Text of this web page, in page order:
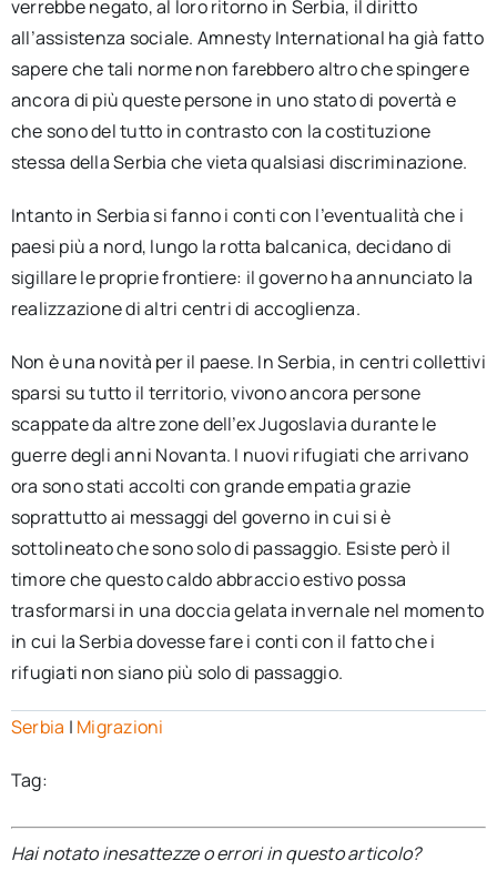
verrebbe negato, al loro ritorno in Serbia, il diritto
all’assistenza sociale. Amnesty International ha già fatto
sapere che tali norme non farebbero altro che spingere
ancora di più queste persone in uno stato di povertà e
che sono del tutto in contrasto con la costituzione
stessa della Serbia che vieta qualsiasi discriminazione.
Intanto in Serbia si fanno i conti con l’eventualità che i
paesi più a nord, lungo la rotta balcanica, decidano di
sigillare le proprie frontiere: il governo ha annunciato la
realizzazione di altri centri di accoglienza.
Non è una novità per il paese. In Serbia, in centri collettivi
sparsi su tutto il territorio, vivono ancora persone
scappate da altre zone dell’ex Jugoslavia durante le
guerre degli anni Novanta. I nuovi rifugiati che arrivano
ora sono stati accolti con grande empatia grazie
soprattutto ai messaggi del governo in cui si è
sottolineato che sono solo di passaggio. Esiste però il
timore che questo caldo abbraccio estivo possa
trasformarsi in una doccia gelata invernale nel momento
in cui la Serbia dovesse fare i conti con il fatto che i
rifugiati non siano più solo di passaggio.
Serbia | Migrazioni
Tag:
Hai notato inesattezze o errori in questo articolo?